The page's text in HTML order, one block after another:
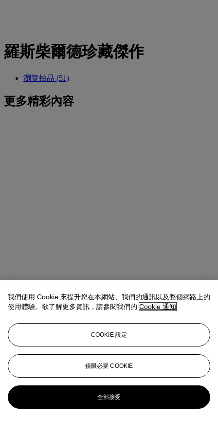
羅斯柴爾德珍藏傑作
瀏覽拍品 (51)
更多精彩內容
我們使用 Cookie 來提升您在本網站、我們的通訊以及整個網路上的
使用體驗。欲了解更多資訊，請參閱我們的 Cookie 通知
COOKIE 設定
僅限必要 COOKIE
全部接受